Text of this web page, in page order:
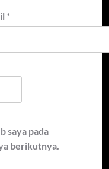
*
saya pada
berikutnya.